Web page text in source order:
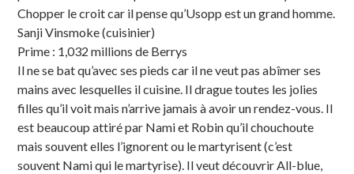
Chopper le croit car il pense qu’Usopp est un grand homme.
Sanji Vinsmoke (cuisinier)
Prime : 1,032 millions de Berrys
Il ne se bat qu’avec ses pieds car il ne veut pas abîmer ses
mains avec lesquelles il cuisine. Il drague toutes les jolies
filles qu’il voit mais n’arrive jamais à avoir un rendez-vous. Il
est beaucoup attiré par Nami et Robin qu’il chouchoute
mais souvent elles l’ignorent ou le martyrisent (c’est
souvent Nami qui le martyrise). Il veut découvrir All-blue,